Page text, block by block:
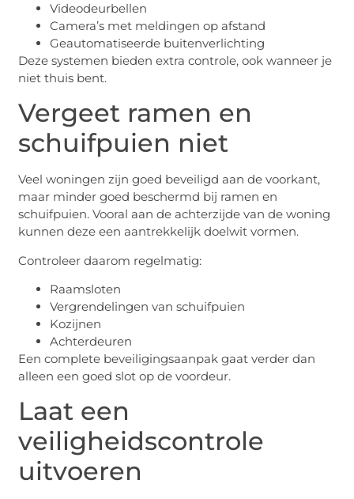
Videodeurbellen
Camera’s met meldingen op afstand
Geautomatiseerde buitenverlichting
Deze systemen bieden extra controle, ook wanneer je
niet thuis bent.
Vergeet ramen en
schuifpuien niet
Veel woningen zijn goed beveiligd aan de voorkant,
maar minder goed beschermd bij ramen en
schuifpuien. Vooral aan de achterzijde van de woning
kunnen deze een aantrekkelijk doelwit vormen.
Controleer daarom regelmatig:
Raamsloten
Vergrendelingen van schuifpuien
Kozijnen
Achterdeuren
Een complete beveiligingsaanpak gaat verder dan
alleen een goed slot op de voordeur.
Laat een
veiligheidscontrole
uitvoeren